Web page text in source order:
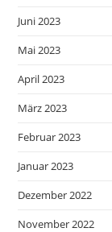
Juni 2023
Mai 2023
April 2023
März 2023
Februar 2023
Januar 2023
Dezember 2022
November 2022